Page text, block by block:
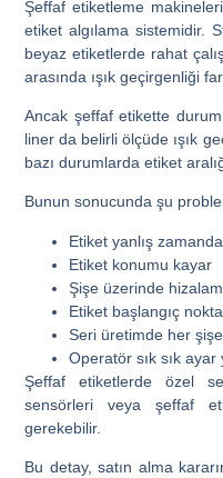
Şeffaf etiketleme
etiket algılama sistemidir.
beyaz etiketlerde rahat
arasında ışık geçirgenliği
Ancak şeffaf etikette durum
liner da belirli ölçüde ışık
bazı durumlarda etiket
Bunun sonucunda şu
Etiket yanlış
Etiket konumu kayar
Şişe üzerinde
Etiket başlangıç
Seri üretimde her
Operatör sık sık
Şeffaf etiketlerde özel
sensörleri veya şeffaf
gerekebilir.
Bu detay, satın alma